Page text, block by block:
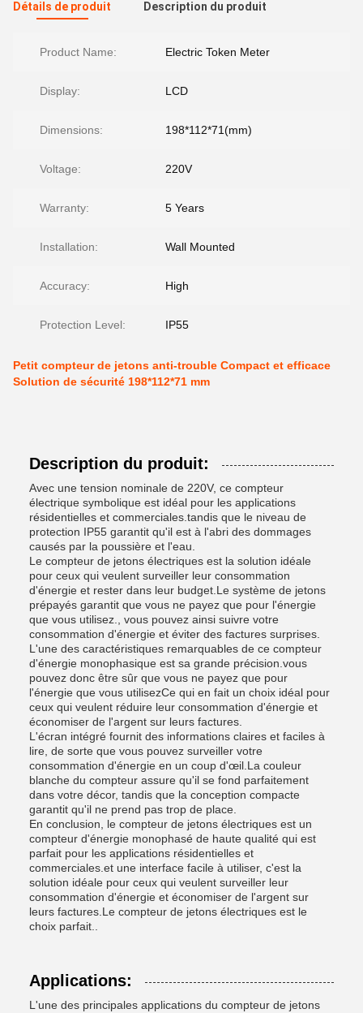
Détails de produit Description du produit
Product Name: Electric Token Meter
Display: LCD
Dimensions: 198*112*71(mm)
Voltage: 220V
Warranty: 5 Years
Installation: Wall Mounted
Accuracy: High
Protection Level: IP55
Petit compteur de jetons anti-trouble Compact et efficace
Solution de sécurité 198*112*71 mm
Description du produit:
Avec une tension nominale de 220V, ce compteur
électrique symbolique est idéal pour les applications
résidentielles et commerciales.tandis que le niveau de
protection IP55 garantit qu'il est à l'abri des dommages
causés par la poussière et l'eau.
Le compteur de jetons électriques est la solution idéale
pour ceux qui veulent surveiller leur consommation
d'énergie et rester dans leur budget.Le système de jetons
prépayés garantit que vous ne payez que pour l'énergie
que vous utilisez., vous pouvez ainsi suivre votre
consommation d'énergie et éviter des factures surprises.
L'une des caractéristiques remarquables de ce compteur
d'énergie monophasique est sa grande précision.vous
pouvez donc être sûr que vous ne payez que pour
l'énergie que vous utilisezCe qui en fait un choix idéal pour
ceux qui veulent réduire leur consommation d'énergie et
économiser de l'argent sur leurs factures.
L'écran intégré fournit des informations claires et faciles à
lire, de sorte que vous pouvez surveiller votre
consommation d'énergie en un coup d'œil.La couleur
blanche du compteur assure qu'il se fond parfaitement
dans votre décor, tandis que la conception compacte
garantit qu'il ne prend pas trop de place.
En conclusion, le compteur de jetons électriques est un
compteur d'énergie monophasé de haute qualité qui est
parfait pour les applications résidentielles et
commerciales.et une interface facile à utiliser, c'est la
solution idéale pour ceux qui veulent surveiller leur
consommation d'énergie et économiser de l'argent sur
leurs factures.Le compteur de jetons électriques est le
choix parfait..
Applications:
L'une des principales applications du compteur de jetons